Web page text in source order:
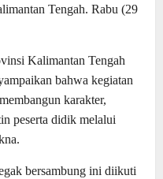
Tengah. Rabu (29
Kalimantan Tengah
bahwa kegiatan
karakter,
peserta didik melalui
bersambung ini diikuti